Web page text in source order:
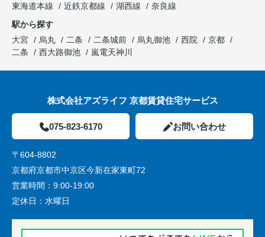
東海道本線
近鉄京都線 湖西線
奈良線
駅から探す
大宮
烏丸 二条 二条城前 烏丸御池 西院
京都
二条
西大路御池 嵐電天神川
株式会社アズライフ 京都賃貸住宅サービス
075-823-6170 お問い合わせ
〒604-8802
京都府京都市中京区今新在家東町72
営業時間： 9:00-19:00
定休日： 水曜日